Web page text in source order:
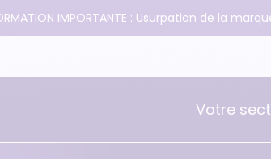
IMPORTANTE : Usurpation de la
Votre